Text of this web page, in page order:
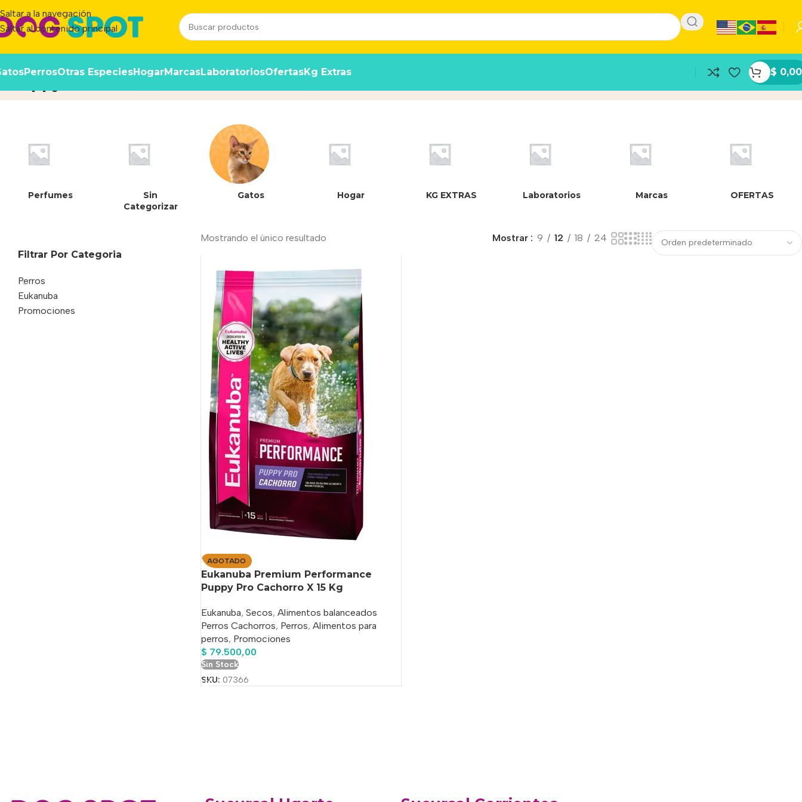
Saltar a la navegación
Saltar al contenido principal
PerrosOtras EspeciesHogarMarcasLaboratoriosOfertasKg Extras $ 0,00
Perfumes
Sin
Categorizar
Gatos Hogar KG EXTRAS Laboratorios Marcas OFERTAS
Filtrar Por Categoria
Perros
Eukanuba
Promociones
Mostrando el único resultado Mostrar 9 12 18 24
AGOTADO
Eukanuba Premium Performance
Puppy Pro Cachorro X 15 Kg
Eukanuba, Secos, Alimentos balanceados
Perros Cachorros, Perros, Alimentos para
perros, Promociones
$ 79.500,00
Sin Stock
SKU: 07366